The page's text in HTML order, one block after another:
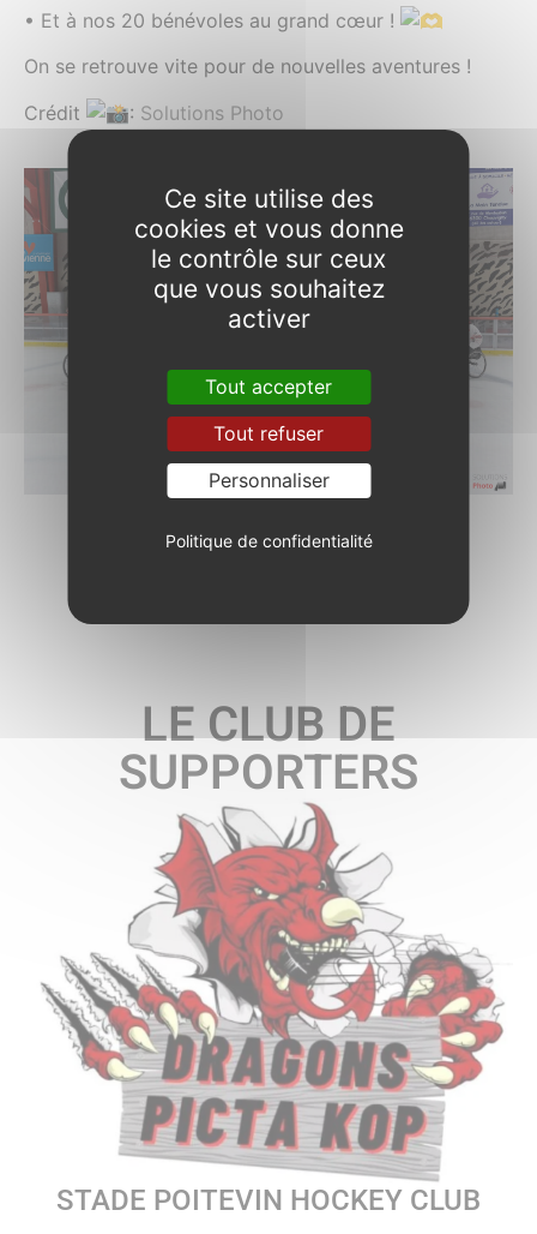
• Et à nos 20 bénévoles au grand cœur !
On se retrouve vite pour de nouvelles aventures !
Crédit
: Solutions Photo
LE CLUB DE
SUPPORTERS
STADE POITEVIN HOCKEY CLUB
Ce site utilise des
cookies et vous donne
le contrôle sur ceux
que vous souhaitez
activer
Tout accepter
Tout refuser
Personnaliser
Politique de confidentialité